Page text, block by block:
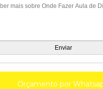
Orçamento por